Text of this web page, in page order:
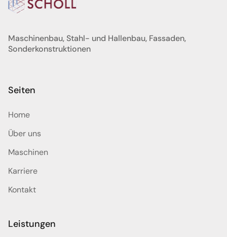
Maschinenbau, Stahl- und Hallenbau, Fassaden,
Sonderkonstruktionen
Seiten
Home
Über uns
Maschinen
Karriere
Kontakt
Leistungen